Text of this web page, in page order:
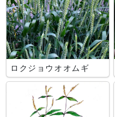
ロクジョウオオムギ